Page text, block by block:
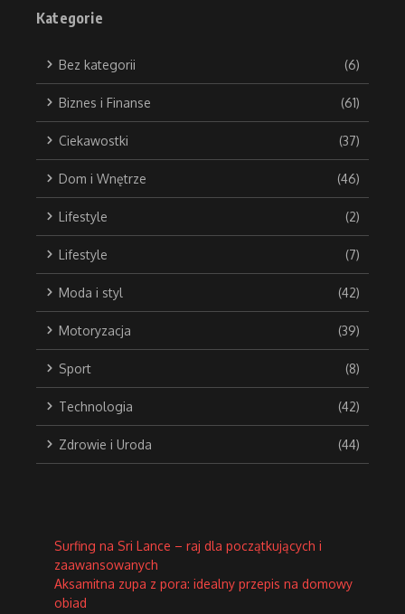
Kategorie
Bez kategorii (6)
Biznes i Finanse (61)
Ciekawostki (37)
Dom i Wnętrze (46)
Lifestyle (2)
Lifestyle (7)
Moda i styl (42)
Motoryzacja (39)
Sport (8)
Technologia (42)
Zdrowie i Uroda (44)
Surfing na Sri Lance – raj dla początkujących i
zaawansowanych
Aksamitna zupa z pora: idealny przepis na domowy
obiad